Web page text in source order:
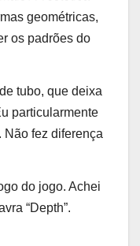
geométricas,
os padrões do
tubo, que deixa
particularmente
Não fez diferença
do jogo. Achei
“Depth”.